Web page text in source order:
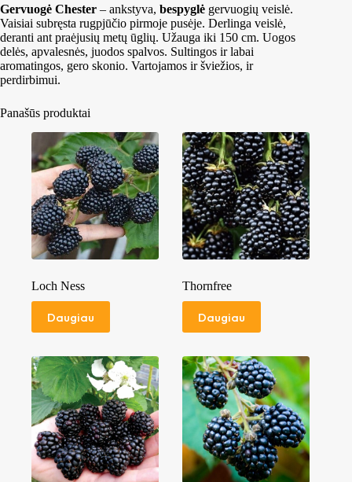
Gervuogė Chester – ankstyva, bespyglė gervuogių veislė.
Vaisiai subręsta rugpjūčio pirmoje pusėje. Derlinga veislė,
deranti ant praėjusių metų ūglių. Užauga iki 150 cm. Uogos
delės, apvalesnės, juodos spalvos. Sultingos ir labai
aromatingos, gero skonio. Vartojamos ir šviežios, ir
perdirbimui.
Panašūs produktai
Loch Ness
Daugiau
Thornfree
Daugiau